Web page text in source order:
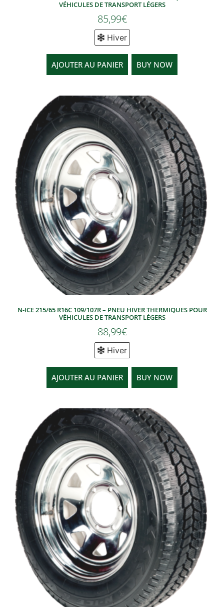
VÉHICULES DE TRANSPORT LÉGERS
85,99€
Hiver
AJOUTER AU PANIER BUY NOW
N-ICE 215/65 R16C 109/107R – PNEU HIVER THERMIQUES POUR
VÉHICULES DE TRANSPORT LÉGERS
88,99€
Hiver
AJOUTER AU PANIER BUY NOW